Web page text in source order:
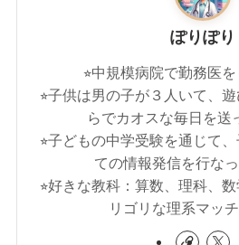
ぽりぽり
⭐︎中規模病院で勤務医を
⭐︎子供は男の子が３人いて、
らでカオスな毎日を送
⭐︎子どもの中学受験を通じて
ての情報発信を行なっ
⭐︎好きな教科：算数、理科、
リゴリな理系マッチ